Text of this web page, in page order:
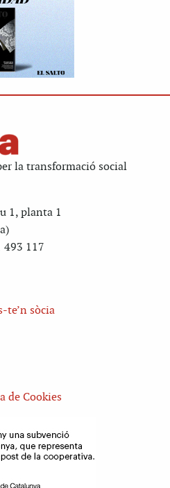
la transformació social
1, planta 1
493 117
te’n sòcia
de Cookies